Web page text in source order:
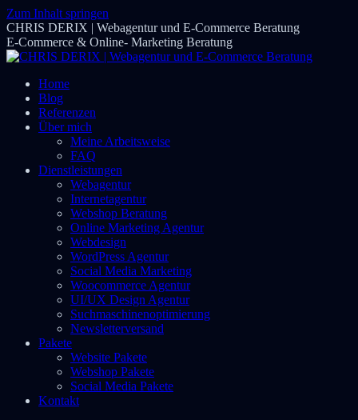
Zum Inhalt springen
CHRIS DERIX | Webagentur und E-Commerce Beratung
E-Commerce & Online- Marketing Beratung
Home
Blog
Referenzen
Über mich
Meine Arbeitsweise
FAQ
Dienstleistungen
Webagentur
Internetagentur
Webshop Beratung
Online Marketing Agentur
Webdesign
WordPress Agentur
Social Media Marketing
Woocommerce Agentur
UI/UX Design Agentur
Suchmaschinenoptimierung
Newsletterversand
Pakete
Website Pakete
Webshop Pakete
Social Media Pakete
Kontakt